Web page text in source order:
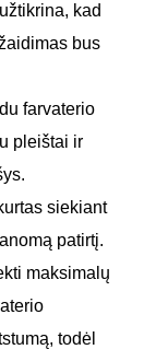
kad
bus
farvaterio
pleištai ir
siekiant
patirtį.
maksimalų
todėl